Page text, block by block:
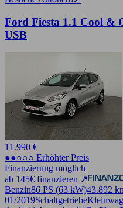
Ford Fiesta 1.1 Cool &
USB
11.990 €
●●○○○ Erhöhter Preis
Finanzierung möglich
ab 145€ finanzieren ↗
Benzin86 PS (63 kW)43.892
01/2019Schaltgetriebe